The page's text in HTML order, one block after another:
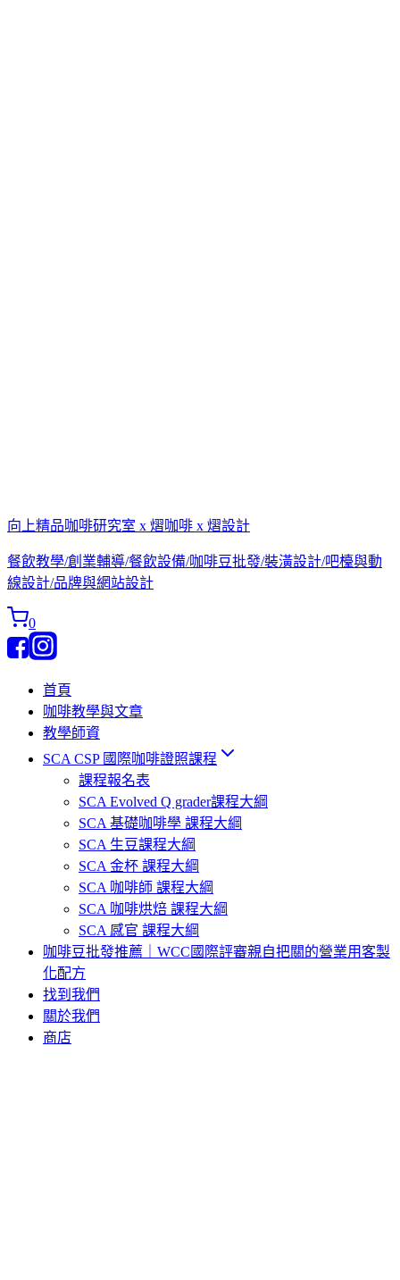
向上精品咖啡研究室 x 熠咖啡 x 熠設計
餐飲教學/創業輔導/餐飲設備/咖啡豆批發/裝潢設計/吧檯與動
線設計/品牌與網站設計
0
首頁
咖啡教學與文章
教學師資
SCA CSP 國際咖啡證照課程
課程報名表
SCA Evolved Q grader課程大綱
SCA 基礎咖啡學 課程大綱
SCA 生豆課程大綱
SCA 金杯 課程大綱
SCA 咖啡師 課程大綱
SCA 咖啡烘焙 課程大綱
SCA 感官 課程大綱
咖啡豆批發推薦｜WCC國際評審親自把關的營業用客製
化配方
找到我們
關於我們
商店